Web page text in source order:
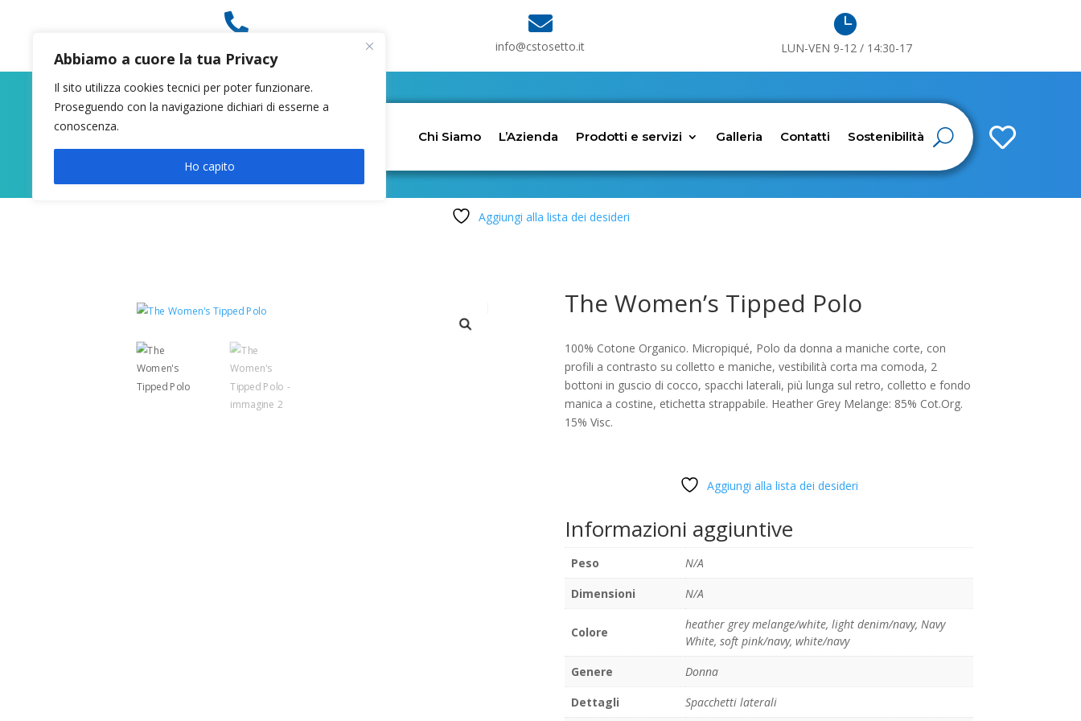
Abbiamo a cuore la tua Privacy
Il sito utilizza cookies tecnici per poter funzionare.
Proseguendo con la navigazione dichiari di esserne a
conoscenza.
Ho capito
 
info@cstosetto.it

LUN-VEN 9-12 / 14:30-17

Chi Siamo L’Azienda Prodotti e servizi Galleria Contatti Sostenibilità
Aggiungi alla lista dei desideri
The Women’s Tipped Polo
100% Cotone Organico. Micropiqué, Polo da donna a maniche corte, con
profili a contrasto su colletto e maniche, vestibilità corta ma comoda, 2
bottoni in guscio di cocco, spacchi laterali, più lunga sul retro, colletto e fondo
manica a costine, etichetta strappabile. Heather Grey Melange: 85% Cot.Org.
15% Visc.
Aggiungi alla lista dei desideri
Informazioni aggiuntive
Peso
N/A
Dimensioni
N/A
Colore
heather grey melange/white, light denim/navy, Navy
White, soft pink/navy, white/navy
Genere
Donna
Dettagli
Spacchetti laterali